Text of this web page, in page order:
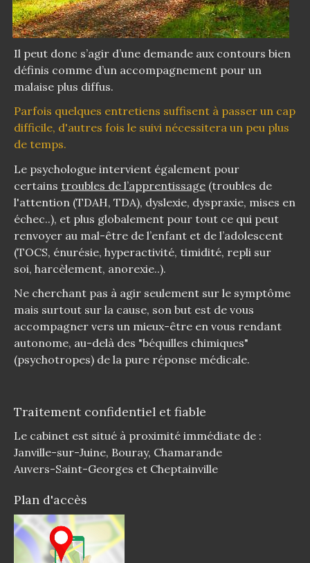
Il peut donc s’agir d’une demande aux contours bien
définis comme d’un accompagnement pour un
malaise plus diffus.
Parfois quelques entretiens suffisent à passer un cap
difficile, d'autres fois le suivi nécessitera un peu plus
de temps.
Le psychologue intervient également pour
certains troubles de l’apprentissage (troubles de
l'attention (TDAH, TDA), dyslexie, dyspraxie, mises en
échec..), et plus globalement pour tout ce qui peut
renvoyer au mal-être de l’enfant et de l’adolescent
(TOCS, énurésie, hyperactivité, timidité, repli sur
soi, harcèlement, anorexie..).
Ne cherchant pas à agir seulement sur le symptôme
mais surtout sur la cause, son but est de vous
accompagner vers un mieux-être en vous rendant
autonome, au-delà des "béquilles chimiques"
(psychotropes) de la pure réponse médicale.
Traitement confidentiel et fiable
Le cabinet est situé à proximité immédiate de :
Janville-sur-Juine, Bouray, Chamarande
Auvers-Saint-Georges et Cheptainville
Plan d'accès